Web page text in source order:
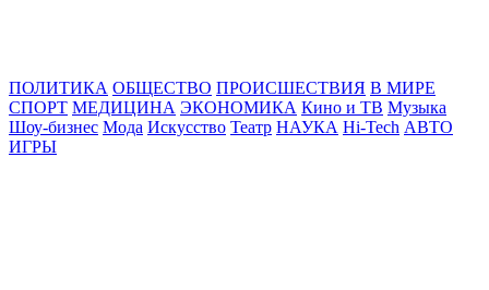
ПОЛИТИКА ОБЩЕСТВО ПРОИСШЕСТВИЯ В МИРЕ
СПОРТ МЕДИЦИНА ЭКОНОМИКА Кино и ТВ Музыка
Шоу-бизнес Мода Искусство Театр НАУКА Hi-Tech АВТО
ИГРЫ